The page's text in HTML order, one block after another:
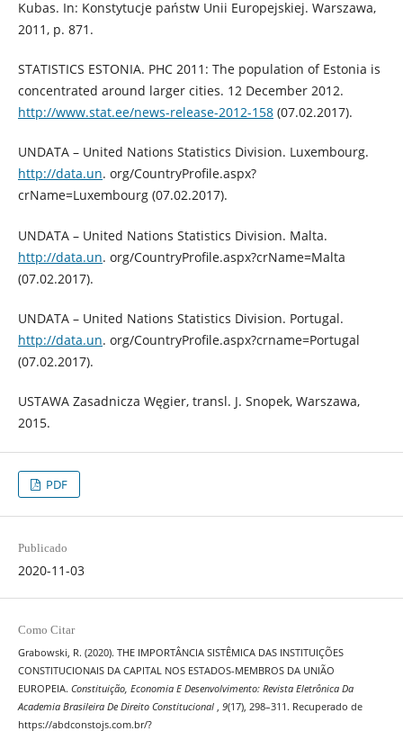
Kubas. In: Konstytucje państw Unii Europejskiej. Warszawa,
2011, p. 871.
STATISTICS ESTONIA. PHC 2011: The population of Estonia is
concentrated around larger cities. 12 December 2012.
http://www.stat.ee/news-release-2012-158(07.02.2017).
UNDATA – United Nations Statistics Division. Luxembourg.
http://data.un. org/CountryProfile.aspx?
crName=Luxembourg (07.02.2017).
UNDATA – United Nations Statistics Division. Malta.
http://data.un. org/CountryProfile.aspx?crName=Malta
(07.02.2017).
UNDATA – United Nations Statistics Division. Portugal.
http://data.un. org/CountryProfile.aspx?crname=Portugal
(07.02.2017).
USTAWA Zasadnicza Węgier, transl. J. Snopek, Warszawa,
2015.
PDF
Publicado
2020-11-03
Como Citar
Grabowski, R. (2020). THE IMPORTÂNCIA SISTÊMICA DAS INSTITUIÇÕES
CONSTITUCIONAIS DA CAPITAL NOS ESTADOS-MEMBROS DA UNIÃO
EUROPEIA. Constituição, Economia E Desenvolvimento: Revista Eletrônica Da
Academia Brasileira De Direito Constitucional
9(17), 298–311. Recuperado de
https://abdconstojs.com.br/?